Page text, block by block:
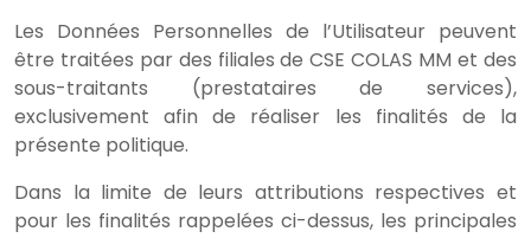
Les Données Personnelles de l’Utilisateur peuvent
être traitées par des filiales de CSE COLAS MM et des
sous-traitants (prestataires de services),
exclusivement afin de réaliser les finalités de la
présente politique.
Dans la limite de leurs attributions respectives et
pour les finalités rappelées ci-dessus, les principales